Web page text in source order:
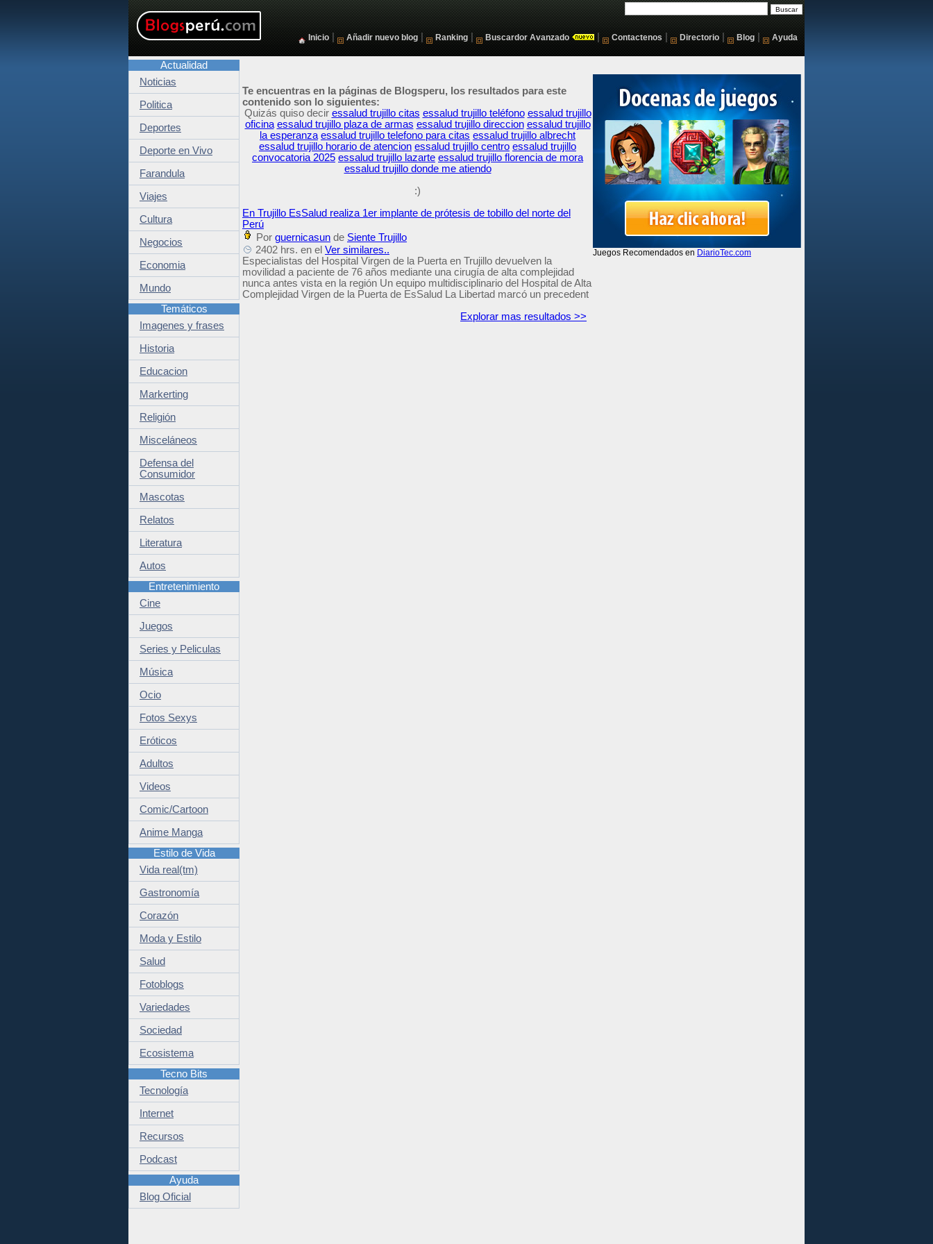
Inicio Añadir nuevo blog Ranking Buscardor Avanzado Contactenos Directorio Blog Ayuda
Te encuentras en la páginas de Blogsperu, los resultados para este
contenido son lo siguientes:
Quizás quiso decir essalud trujillo citas essalud trujillo teléfono essalud trujillo
oficina essalud trujillo plaza de armas essalud trujillo direccion essalud trujillo
la esperanza essalud trujillo telefono para citas essalud trujillo albrecht
essalud trujillo horario de atencion essalud trujillo centro essalud trujillo
convocatoria 2025 essalud trujillo lazarte essalud trujillo florencia de mora
essalud trujillo donde me atiendo
:)
En Trujillo EsSalud realiza 1er implante de prótesis de tobillo del norte del
Perú
Por guernicasun de Siente Trujillo
2402 hrs. en el Ver similares..
Especialistas del Hospital Virgen de la Puerta en Trujillo devuelven la
movilidad a paciente de 76 años mediante una cirugía de alta complejidad
nunca antes vista en la región Un equipo multidisciplinario del Hospital de Alta
Complejidad Virgen de la Puerta de EsSalud La Libertad marcó un precedent
Explorar mas resultados >>
Actualidad
Noticias
Politica
Deportes
Deporte en Vivo
Farandula
Viajes
Cultura
Negocios
Economia
Mundo
Temáticos
Imagenes y frases
Historia
Educacion
Markerting
Religión
Misceláneos
Defensa del
Consumidor
Mascotas
Relatos
Literatura
Autos
Entretenimiento
Cine
Juegos
Series y Peliculas
Música
Ocio
Fotos Sexys
Eróticos
Adultos
Videos
Comic/Cartoon
Anime Manga
Estilo de Vida
Vida real(tm)
Gastronomía
Corazón
Moda y Estilo
Salud
Fotoblogs
Variedades
Sociedad
Ecosistema
Tecno Bits
Tecnología
Internet
Recursos
Podcast
Ayuda
Blog Oficial